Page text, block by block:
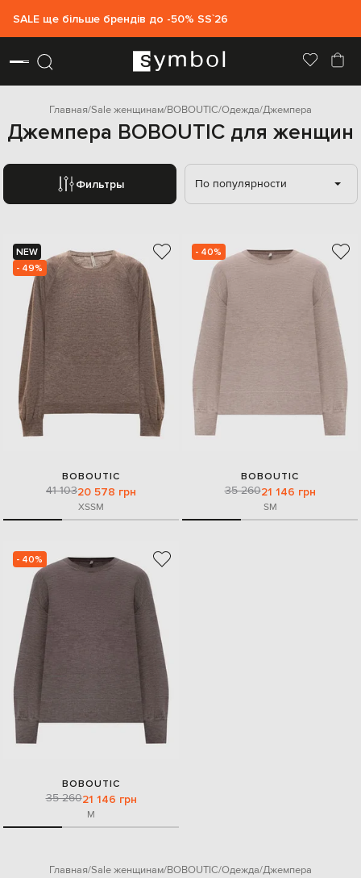
SALE ще більше брендів до -50% SS`26
Главная Sale женщинам BOBOUTIC Одежда Джемпера
Джемпера BOBOUTIC для женщин
Фильтры По популярности
NEW
- 49%
BOBOUTIC
41 10320 578 грн
XSSM
- 40%
BOBOUTIC
35 26021 146 грн
SM
- 40%
BOBOUTIC
35 26021 146 грн
M
Главная Sale женщинам BOBOUTIC Одежда Джемпера